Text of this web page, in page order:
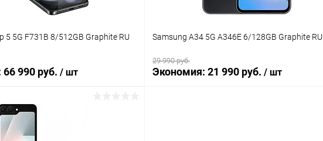
5 5G F731B 8/512GB Graphite RU
66 990 руб. / шт
В корзину
Samsung A34 5G A346E 6/128GB Graphite RU
29 990 руб.
Экономия: 21 990 руб. / шт